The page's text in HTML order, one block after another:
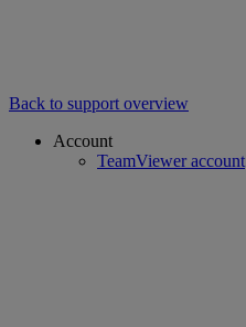
Back to support overview
Account
TeamViewer account